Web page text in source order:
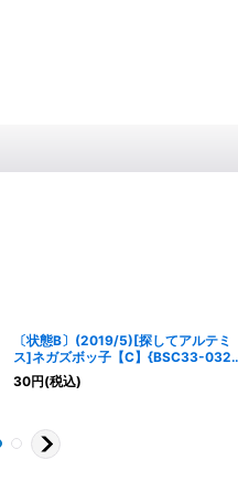
〔状態B〕(2019/5)[探してアルテミ
ス]ネガズボッ子【C】{BSC33-032}
《黄》
30円(税込)